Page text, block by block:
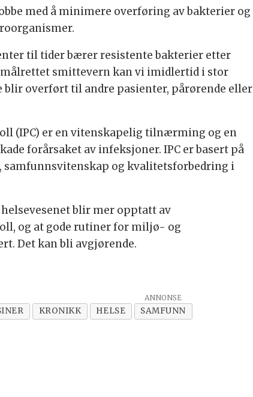
med å minimere overføring av bakterier og
til tider bærer resistente bakterier etter
smittevern kan vi imidlertid i stor
blir overført til andre pasienter, pårørende eller
(IPC) er en vitenskapelig tilnærming og en
forårsaket av infeksjoner. IPC er basert på
og kvalitetsforbedring i
blir mer opptatt av
og at gode rutiner for miljø- og
Det kan bli avgjørende.
KRONIKK HELSE SAMFUNN